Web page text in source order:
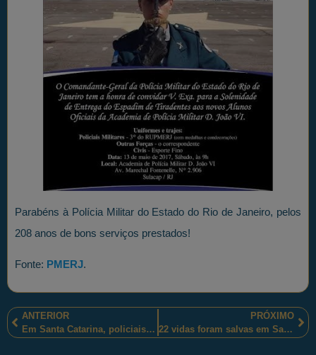
Parabéns à Polícia Militar do Estado do Rio de Janeiro, pelos
208 anos de bons serviços prestados!
Fonte: PMERJ.
ANTERIOR
Em Santa Catarina, policiais militares ambientais compartilham proteção dos javalis.
PRÓXIMO
22 vidas foram salvas em Samambaia, no Distrito Federal, devido ao ato heroico do Cabo Theodoro.